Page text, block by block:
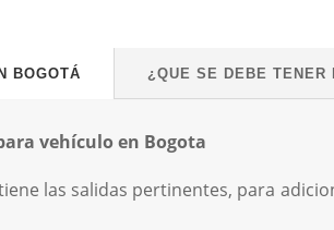
BOGOTÁ ¿QUE SE DEBE TENER
vehículo en Bogota
las salidas pertinentes, para